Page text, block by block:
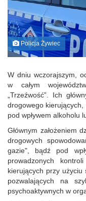
Policja Żywiec
W dniu wczorajszym,
w całym
„Trzeźwość”. Ich
drogowego
pod wpływem alkoholu
Głównym założeniem
drogowych
gazie", bądź pod
prowadzonych
kierujących przy użyciu
pozwalających na
psychoaktywnych w